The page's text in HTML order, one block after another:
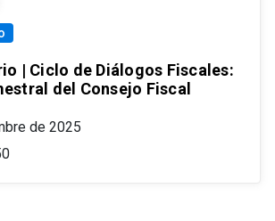
| Ciclo de Diálogos Fiscales:
del Consejo Fiscal
de 2025